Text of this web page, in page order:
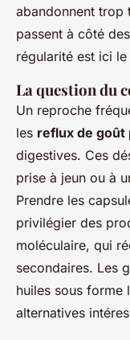
abandonnent trop
passent à côté
régularité est ici
La question du
Un reproche
les reflux de goût
digestives. Ces
prise à jeun ou à
Prendre les
privilégier des
moléculaire, qui
secondaires. Les
huiles sous forme
alternatives